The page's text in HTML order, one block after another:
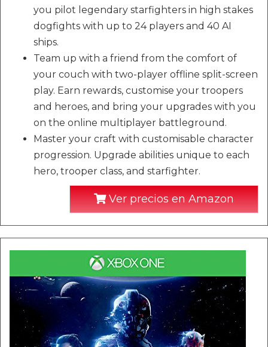
you pilot legendary starfighters in high stakes
dogfights with up to 24 players and 40 AI
ships.
Team up with a friend from the comfort of
your couch with two-player offline split-screen
play. Earn rewards, customise your troopers
and heroes, and bring your upgrades with you
on the online multiplayer battleground.
Master your craft with customisable character
progression. Upgrade abilities unique to each
hero, trooper class, and starfighter.
Ver precios en Amazon